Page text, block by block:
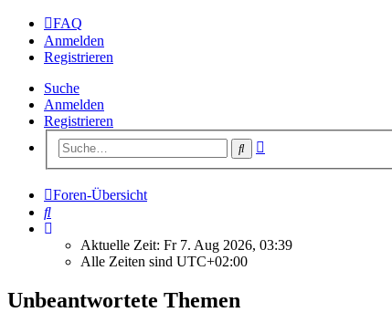
FAQ
Anmelden
Registrieren
Suche
Anmelden
Registrieren
Suche
Foren-Übersicht
Suche
Aktuelle Zeit: Fr 7. Aug 2026, 03:39
Alle Zeiten sind UTC+02:00
Unbeantwortete Themen